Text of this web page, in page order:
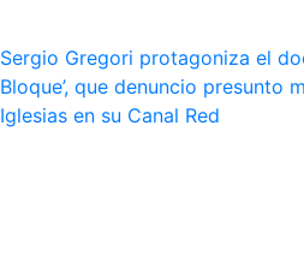
Sergio Gregori protagoniza el
Bloque’, que denuncio presunto
Iglesias en su Canal Red